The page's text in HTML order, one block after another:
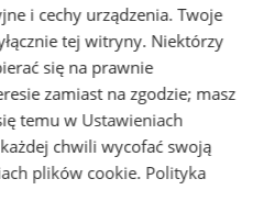
i cechy urządzenia. Twoje
tej witryny. Niektórzy
się na prawnie
zamiast na zgodzie; masz
temu w Ustawieniach
chwili wycofać swoją
plików cookie. Polityka